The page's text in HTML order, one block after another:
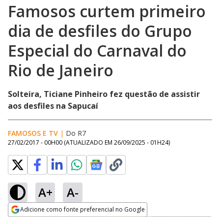
Famosos curtem primeiro
dia de desfiles do Grupo
Especial do Carnaval do
Rio de Janeiro
Solteira, Ticiane Pinheiro fez questão de assistir
aos desfiles na Sapucaí
FAMOSOS E TV | Do R7
27/02/2017 - 00H00 (ATUALIZADO EM 26/09/2025 - 01H24)
A+ A-
Adicione como fonte preferencial no Google